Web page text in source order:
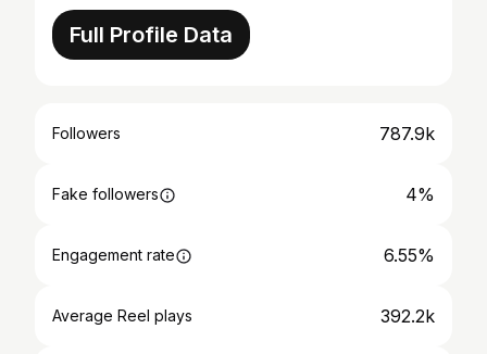
Full Profile Data
Followers 787.9k
Fake followers 4%
Engagement rate 6.55%
Average Reel plays 392.2k